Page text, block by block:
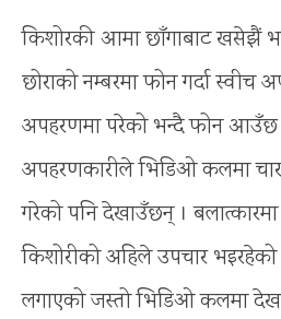
किशोरकी आमा छाँगाबाट खसेझैं
छोराको नम्बरमा फोन गर्दा स्वीच
अपहरणमा परेको भन्दै फोन आउँछ ।
अपहरणकारीले भिडिओ कलमा
गरेको पनि देखाउँछन् ।
किशोरीको अहिले उपचार
लगाएको जस्तो भिडिओ कलमा